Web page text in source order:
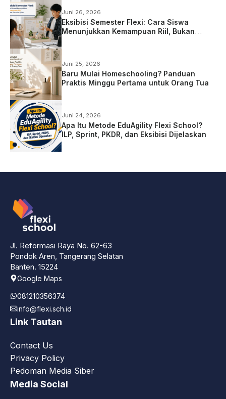
Juni 26, 2026
Eksibisi Semester Flexi: Cara Siswa
Menunjukkan Kemampuan Riil, Bukan
Juni 25, 2026
Baru Mulai Homeschooling? Panduan
Praktis Minggu Pertama untuk Orang Tua
Juni 24, 2026
Apa Itu Metode EduAgility Flexi School?
ILP, Sprint, PKDR, dan Eksibisi Dijelaskan
Jl. Reformasi Raya No. 62-63
Pondok Aren, Tangerang Selatan
Banten. 15224
Google Maps
081210356374
info@flexi.sch.id
Link Tautan
Contact Us
Privacy Policy
Pedoman Media Siber
Media Social